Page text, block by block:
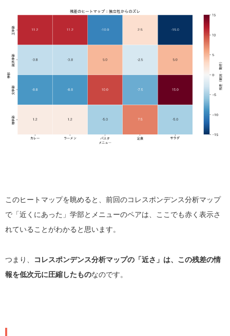
このヒートマップを眺めると、前回のコレスポンデンス分析マップ
で「近くにあった」学部とメニューのペアは、ここでも赤く表示さ
れていることがわかると思います。
つまり、
コレスポンデンス分析マップの「近さ」は、この残差の情
報を低次元に圧縮したものなのです。